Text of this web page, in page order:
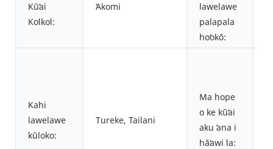
Kūʻai
Koʻikoʻi:
ʻAkomi
lawelawe
palapala
hoʻokō:
Kahi
lawelawe
kūloko:
Tureke, Tailani
Ma hope
o ke kūʻai
aku ʻana i
hāʻawi ʻia: